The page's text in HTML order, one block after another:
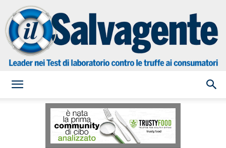
Salvagente